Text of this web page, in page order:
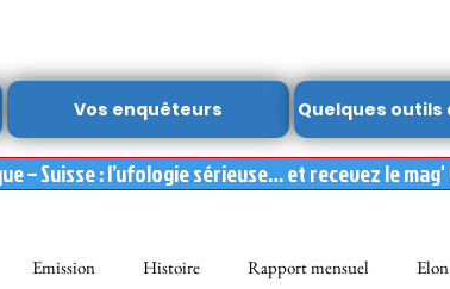
Vos enquêteurs Quelques
– Suisse : l’ufologie sérieuse… et recevez le
Emission Histoire Rapport mensuel